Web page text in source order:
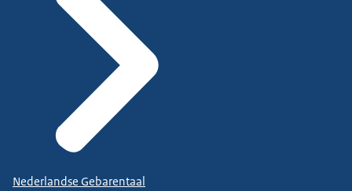
Nederlandse Gebarentaal